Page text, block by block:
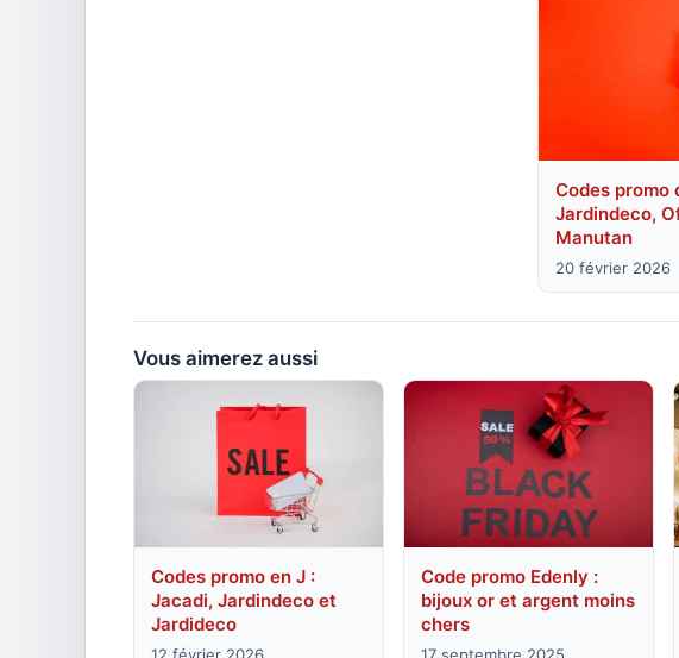
Codes promo
Jardindeco,
Manutan
20 février 2026
Vous aimerez aussi
Codes promo en J :
Jacadi, Jardindeco et
Jardideco
12 février 2026
Code promo Edenly :
bijoux or et argent moins
chers
17 septembre 2025